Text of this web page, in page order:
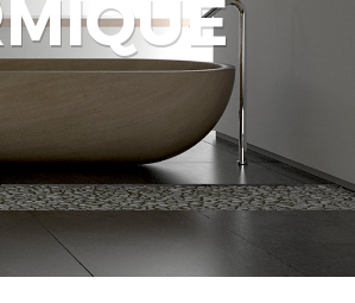
Aller au contenu